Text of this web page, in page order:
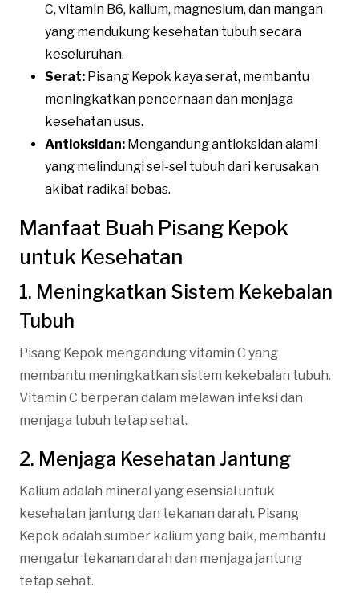
C, vitamin B6, kalium, magnesium, dan mangan
yang mendukung kesehatan tubuh secara
keseluruhan.
Serat: Pisang Kepok kaya serat, membantu
meningkatkan pencernaan dan menjaga
kesehatan usus.
Antioksidan: Mengandung antioksidan alami
yang melindungi sel-sel tubuh dari kerusakan
akibat radikal bebas.
Manfaat Buah Pisang Kepok
untuk Kesehatan
1. Meningkatkan Sistem Kekebalan
Tubuh
Pisang Kepok mengandung vitamin C yang
membantu meningkatkan sistem kekebalan tubuh.
Vitamin C berperan dalam melawan infeksi dan
menjaga tubuh tetap sehat.
2. Menjaga Kesehatan Jantung
Kalium adalah mineral yang esensial untuk
kesehatan jantung dan tekanan darah. Pisang
Kepok adalah sumber kalium yang baik, membantu
mengatur tekanan darah dan menjaga jantung
tetap sehat.